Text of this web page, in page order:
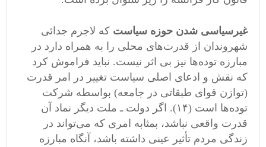
غیرسیاسی شدن حوزه سیاست که لاجرم جدائی
شهروندان از قدرت‌های محلی را به همراه دارد در
مبارزه توده‌ها نیز بی اثر نیست. نباید فراموش کرد
که نقش و ادعای اصلی سیاست تغییر در امر قدرت
(توازن قوای طبقاتی در جامعه) بواسطه شرکت
توده‌ها است (۱۴). اگر دولت ـ ملت دیگر نماد آن
قدرت واقعی نباشد، بمثابه امری که می‌تواند در
زندگی مردم تأثیر عینی داشته باشد، آنگاه مبارزه